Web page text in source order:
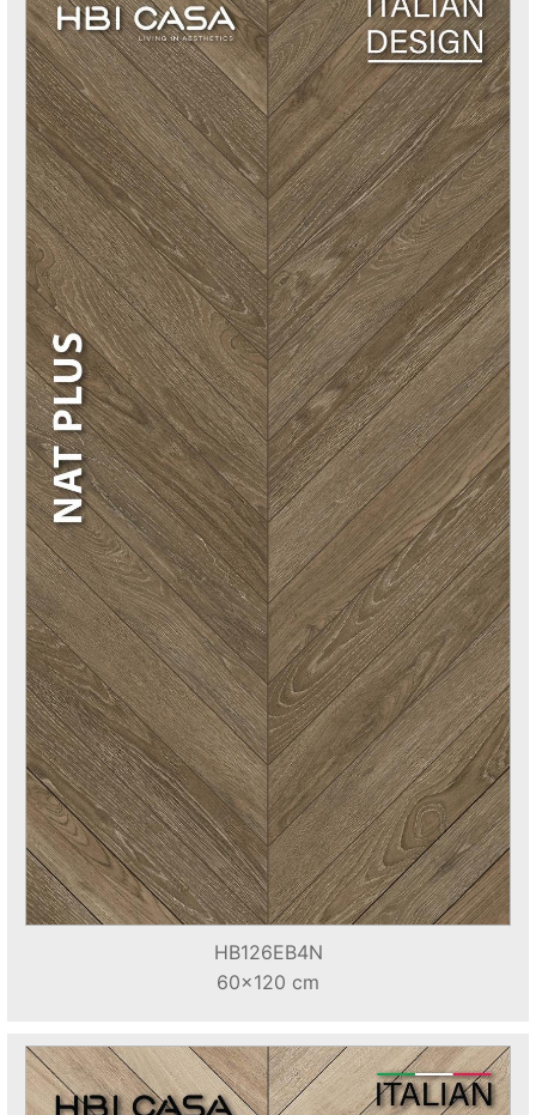
HB126EB4N
60x120 cm